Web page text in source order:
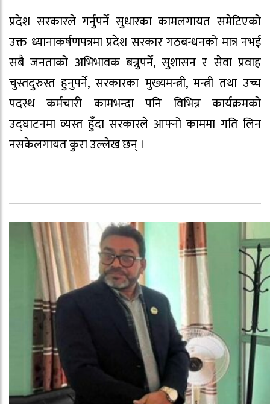
प्रदेश सरकारले गर्नुपर्ने सुधारका कामलगायत समेटिएको
उक्त ध्यानाकर्षणपत्रमा प्रदेश सरकार गठबन्धनको मात्र नभई
सबै जनताको अभिभावक बन्नुपर्ने, सुशासन र सेवा प्रवाह
चुस्तदुरुस्त हुनुपर्ने, सरकारका मुख्यमन्त्री, मन्त्री तथा उच्च
पदस्थ कर्मचारी कामभन्दा पनि विभिन्न कार्यक्रमको
उद्घाटनमा व्यस्त हुँदा सरकारले आफ्नो काममा गति लिन
नसकेलगायत कुरा उल्लेख छन् ।